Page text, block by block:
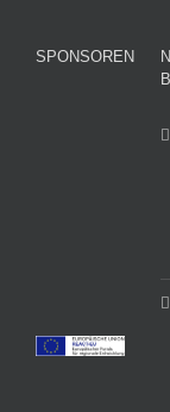
SPONSOREN